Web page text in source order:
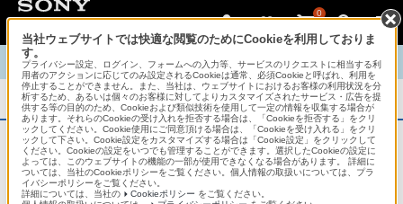
0
TOP 商品概要 商品情報 English 中文
商品概要
アフターサービス
当社ウェブサイトでは快適な閲覧のためにCookieを利用しておりま
す。
プライバシー設定、ログイン、フォームへの入力等、サービスのリクエストに相当する利
用者のアクションに応じてのみ設定されるCookieは通常、必須Cookieと呼ばれ、利用を
停止することができません。また、当社は、ウェブサイトにおけるお客様の利用状況を分
析するため、あるいは個々のお客様に対してよりカスタマイズされたサービス・広告を提
供する等の目的のため、Cookieおよび類似技術を使用して一定の情報を収集する場合が
あります。それらのCookieの受け入れを拒否する場合は、「Cookieを拒否する」をクリ
ックしてください。Cookie使用にご同意頂ける場合は、「Cookieを受け入れる」をクリ
ックして下さい。Cookie設定をカスタマイズする場合は「Cookie設定」をクリックして
ください。Cookieの設定をいつでも管理することができます。選択したCookieの設定に
よっては、このウェブサイトの機能の一部が使用できなくなる場合があります。 詳細に
ついては、当社のCookieポリシーをご覧ください。個人情報の取扱いについては、プラ
イバシーポリシーをご覧ください。
詳細については、当社の
Cookieポリシー をご覧ください。